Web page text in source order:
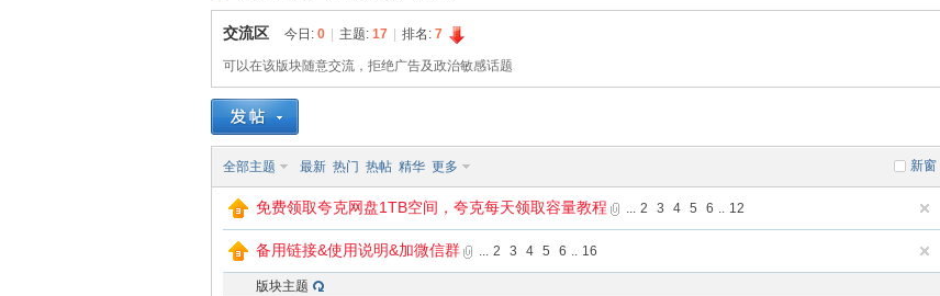
木 » › ›
交流区 今日: 0 主题: 17 排名: 7
可以在该版块随意交流，拒绝广告及政治敏感话题
新窗
全部主题 最新 热门 热帖 精华 更多
免费领取夸克网盘1TB空间，夸克每天领取容量教程 ... 2 3 4 5 6 .. 12
备用链接&使用说明&加微信群 ... 2 3 4 5 6 .. 16
版块主题